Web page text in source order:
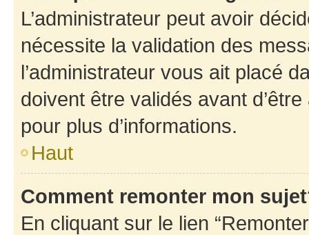
L’administrateur peut avoir
nécessite la validation des
l’administrateur vous ait placé
doivent être validés avant
pour plus d’informations.
Haut
Comment remonter mon
En cliquant sur le lien